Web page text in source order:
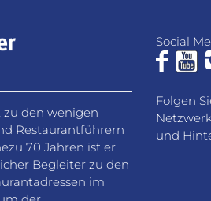
zu den wenigen
Restaurantführern
70 Jahren ist er
Begleiter zu den
im
Social
Folgen
und